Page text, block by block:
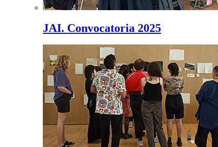
JAI. Convocatoria 2025